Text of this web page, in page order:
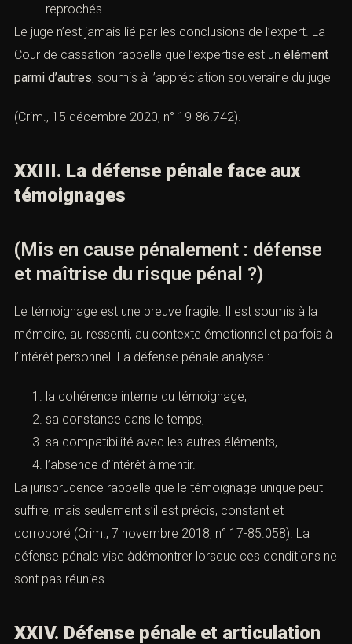
reprochés.
Le juge n’est jamais lié par les conclusions de l’expert. La
Cour de cassation rappelle que l’expertise est un élément
parmi d’autres, soumis à l’appréciation souveraine du juge
(Crim., 15 décembre 2020, n° 19-86.742).
XXIII. La défense pénale face aux
témoignages
(Mis en cause pénalement : défense
et maîtrise du risque pénal ?)
Le témoignage est une preuve fragile. Il est soumis à la
mémoire, au ressenti, au contexte émotionnel et parfois à
l’intérêt personnel. La défense pénale analyse :
la cohérence interne du témoignage,
sa constance dans le temps,
sa compatibilité avec les autres éléments,
l’absence d’intérêt à mentir.
La jurisprudence rappelle que le témoignage unique peut
suffire, mais seulement s’il est précis, constant et
corroboré (Crim., 7 novembre 2018, n° 17-85.058). La
défense pénale vise àdémontrer lorsque ces conditions ne
sont pas réunies.
XXIV. Défense pénale et articulation